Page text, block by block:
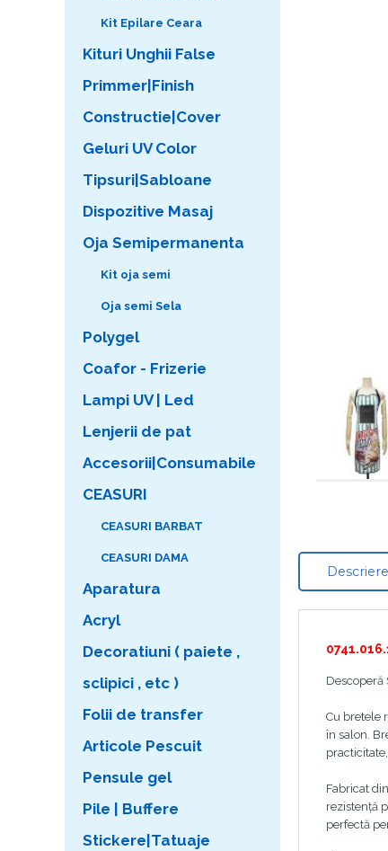
Descriere
Descoperă
Cu bretele
în salon.
Fabricat
rezistență
perfectă
Kit Epilare Ceara
Kituri Unghii False
Primmer|Finish
Constructie|Cover
Geluri UV Color
Tipsuri|Sabloane
Dispozitive Masaj
Oja Semipermanenta
Kit oja semi
Oja semi Sela
Polygel
Coafor - Frizerie
Lampi UV | Led
Lenjerii de pat
Accesorii|Consumabile
CEASURI
CEASURI BARBAT
CEASURI DAMA
Aparatura
Acryl
Decoratiuni ( paiete ,
sclipici , etc )
Folii de transfer
Articole Pescuit
Pensule gel
Pile | Buffere
Stickere|Tatuaje